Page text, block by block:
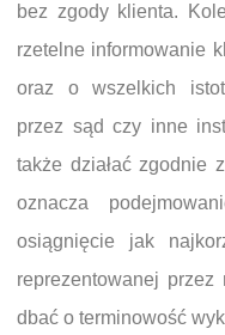
bez zgody klienta.
rzetelne informowanie
oraz o wszelkich
przez sąd czy inne
także działać zgodnie
oznacza
osiągnięcie jak
reprezentowanej
dbać o terminowość